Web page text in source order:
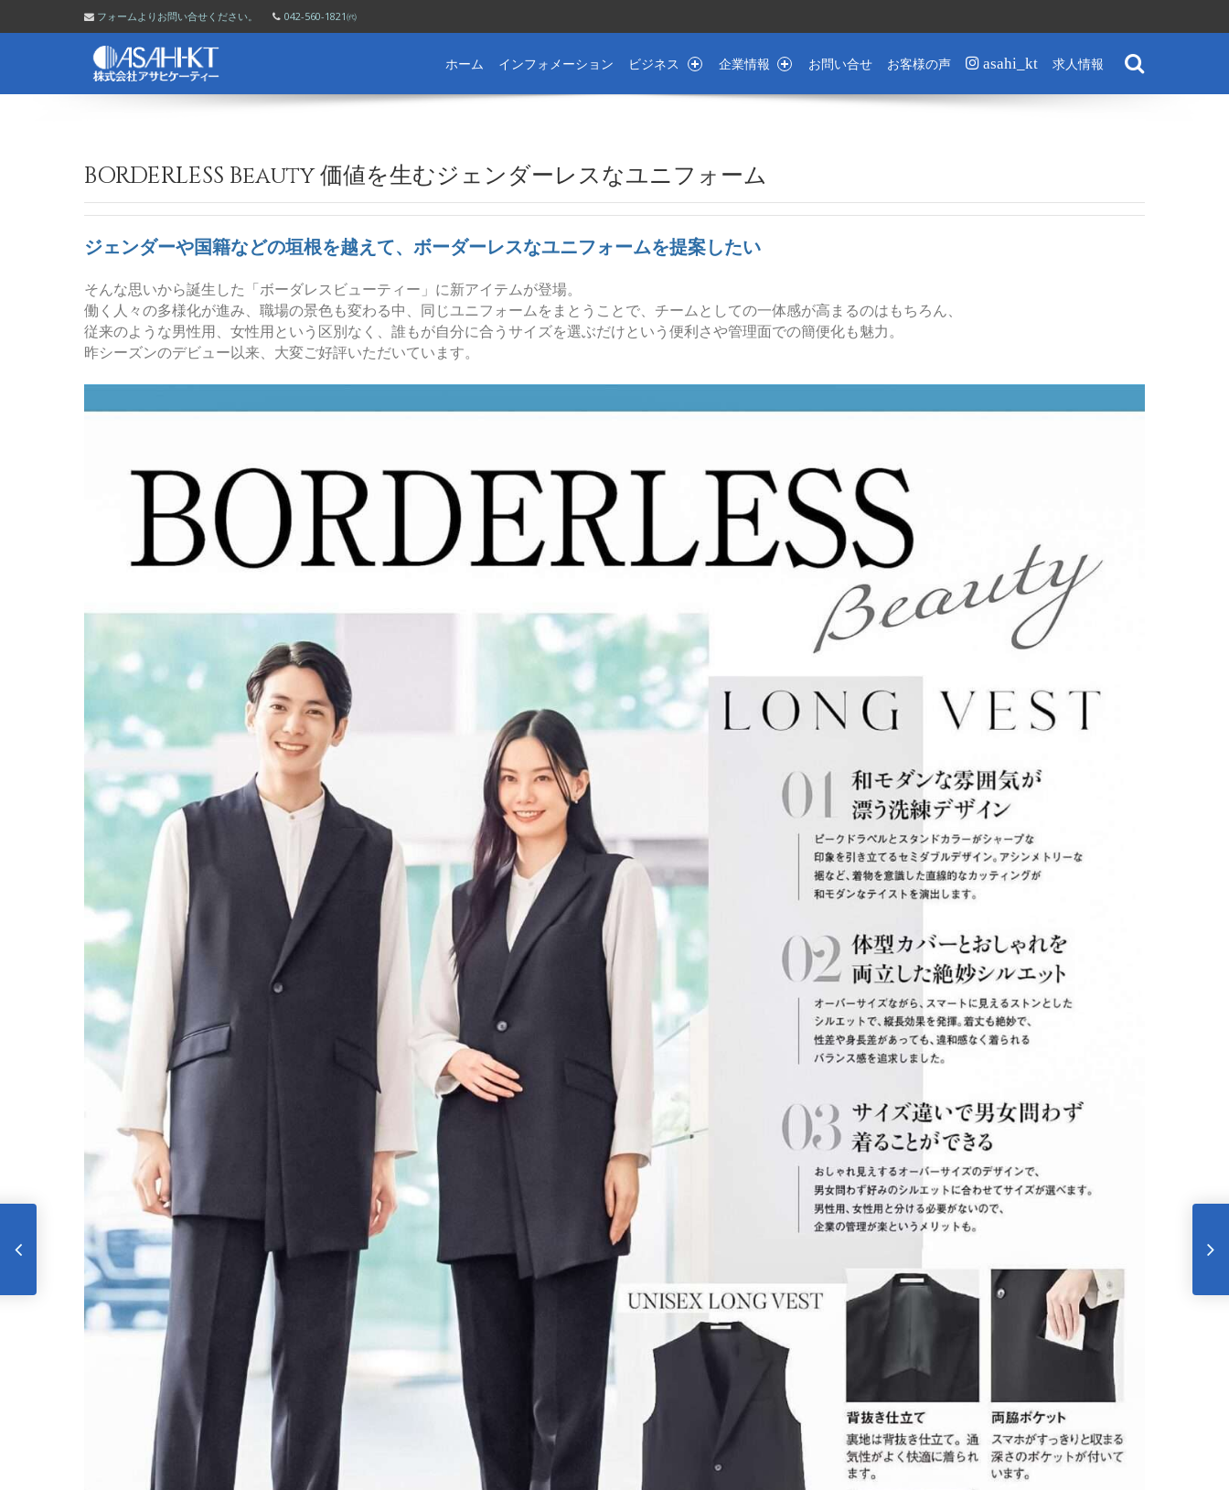
フォームよりお問い合せください。 042-560-1821㈹
Skip to content
ホーム
インフォメーション ビジネス 企業情報 お問い合せ お客様の声 asahi_kt 求人情報
BORDERLESS Beauty 価値を生むジェンダーレスなユニフォーム
ジェンダーや国籍などの垣根を越えて、ボーダーレスなユニフォームを提案したい
そんな思いから誕生した「ボーダレスビューティー」に新アイテムが登場。
働く人々の多様化が進み、職場の景色も変わる中、同じユニフォームをまとうことで、チームとしての一体感が高まるのはもちろん、
従来のような男性用、女性用という区別なく、誰もが自分に合うサイズを選ぶだけという便利さや管理面での簡便化も魅力。
昨シーズンのデビュー以来、大変ご好評いただいています。